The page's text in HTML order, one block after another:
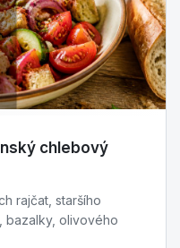
chlebový
rajčat, staršího
bazalky, olivového